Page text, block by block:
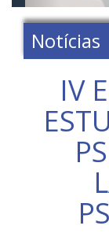
Notícias
IV